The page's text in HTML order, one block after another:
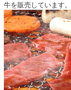
牛を販売しています。